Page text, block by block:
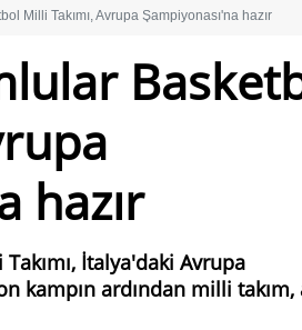
Milli Takımı, Avrupa Şampiyonası'na hazır
hazır
İtalya'daki Avrupa
kampın ardından milli takım,